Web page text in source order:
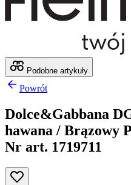
Podobne artykuły
Powrót
Dolce&Gabbana
hawana / Brązowy
Nr art. 1719711